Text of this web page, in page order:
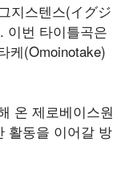
지스텐스(イグジ
이번 타이틀곡은
케(Omoinotake)
온 제로베이스원
활동을 이어갈 방